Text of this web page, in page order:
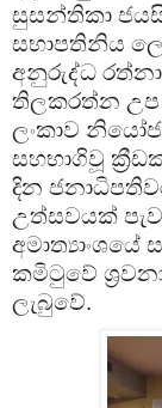
සුසන්තිකා
සභාපතිනිය
අනුරුද්ධ
තිලකරත්න උප
ලංකාව
සහභාගිවූ
දින
උත්සවයක්
කමිටුවේ
ලැබුවේ.